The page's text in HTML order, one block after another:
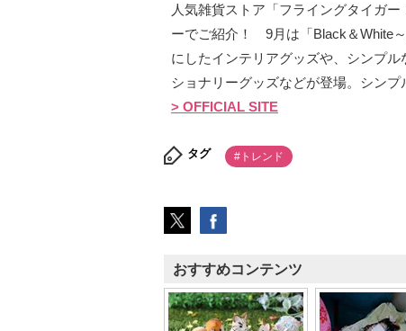
人気雑貨ストア「フライングタイガ
ーでご紹介！ 9月は「Black＆White
にしたインテリアグッズや、シンプ
ショナリーグッズなどが登場。シン
> OFFICIAL SITE
タグ #トレンド
おすすめコンテンツ